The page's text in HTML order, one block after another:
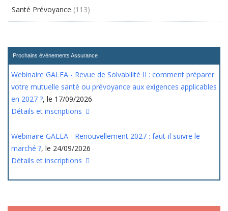
Santé Prévoyance (113)
Prochains événements Assurance
Webinaire GALEA - Revue de Solvabilité II : comment préparer
votre mutuelle santé ou prévoyance aux exigences applicables
en 2027 ?, le 17/09/2026
Détails et inscriptions
Webinaire GALEA - Renouvellement 2027 : faut-il suivre le
marché ?, le 24/09/2026
Détails et inscriptions